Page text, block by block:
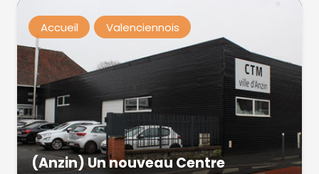
Accueil Valenciennois
(Anzin) Un nouveau Centre